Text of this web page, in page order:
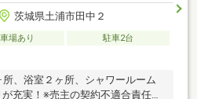
茨城県土浦市田中２
場あり
駐車2台
、浴室２ヶ所、シャワールーム
充実！※売主の契約不適合責任免